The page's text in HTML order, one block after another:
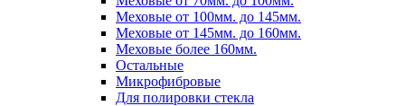
Меховые от 100мм. до 145мм.
Меховые от 145мм. до 160мм.
Меховые более 160мм.
Остальные
Микрофибровые
Для полировки стекла